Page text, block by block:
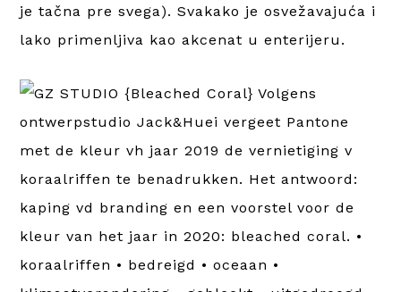
je tačna pre svega). Svakako je osvežavajuća i
lako primenljiva kao akcenat u enterijeru.